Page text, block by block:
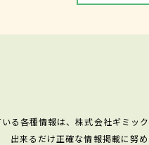
る各種情報は、株式会社ギミッ
出来るだけ正確な情報掲載に努